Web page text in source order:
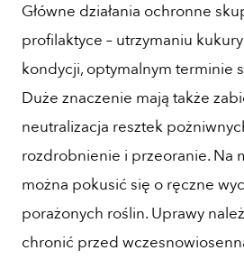
Główne działania ochronne
profilaktyce – utrzymaniu
kondycji, optymalnym terminie
Duże znaczenie mają także
neutralizacja resztek
rozdrobnienie i przeoranie. Na
można pokusić się o ręczne
porażonych roślin. Uprawy
chronić przed